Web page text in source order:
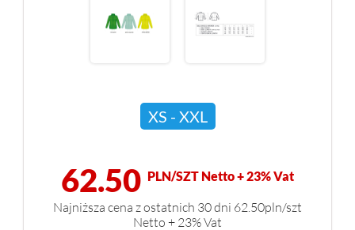
XS - XXL
62.50 PLN/SZT Netto + 23% Vat
Najniższa cena z ostatnich 30 dni 62.50pln/szt
Netto + 23% Vat